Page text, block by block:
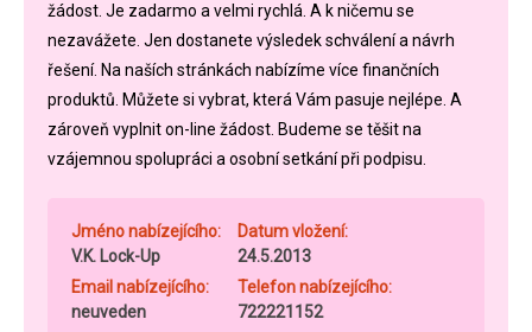
žádost. Je zadarmo a velmi rychlá. A k ničemu se
nezavážete. Jen dostanete výsledek schválení a návrh
řešení. Na naších stránkách nabízíme více finančních
produktů. Můžete si vybrat, která Vám pasuje nejlépe. A
zároveň vyplnit on-line žádost. Budeme se těšit na
vzájemnou spolupráci a osobní setkání při podpisu.
Jméno nabízejícího:
V.K. Lock-Up
Datum vložení:
24.5.2013
Email nabízejícího:
neuveden
Telefon nabízejícího:
722221152